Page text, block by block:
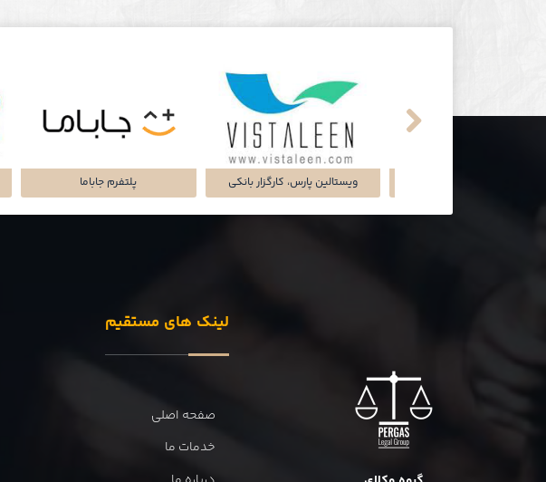
شرکت دلتا پرداز پرشین شرکت تجارت سگال آرتا
لینک های مستقیم
صفحه اصلی
خدمات ما